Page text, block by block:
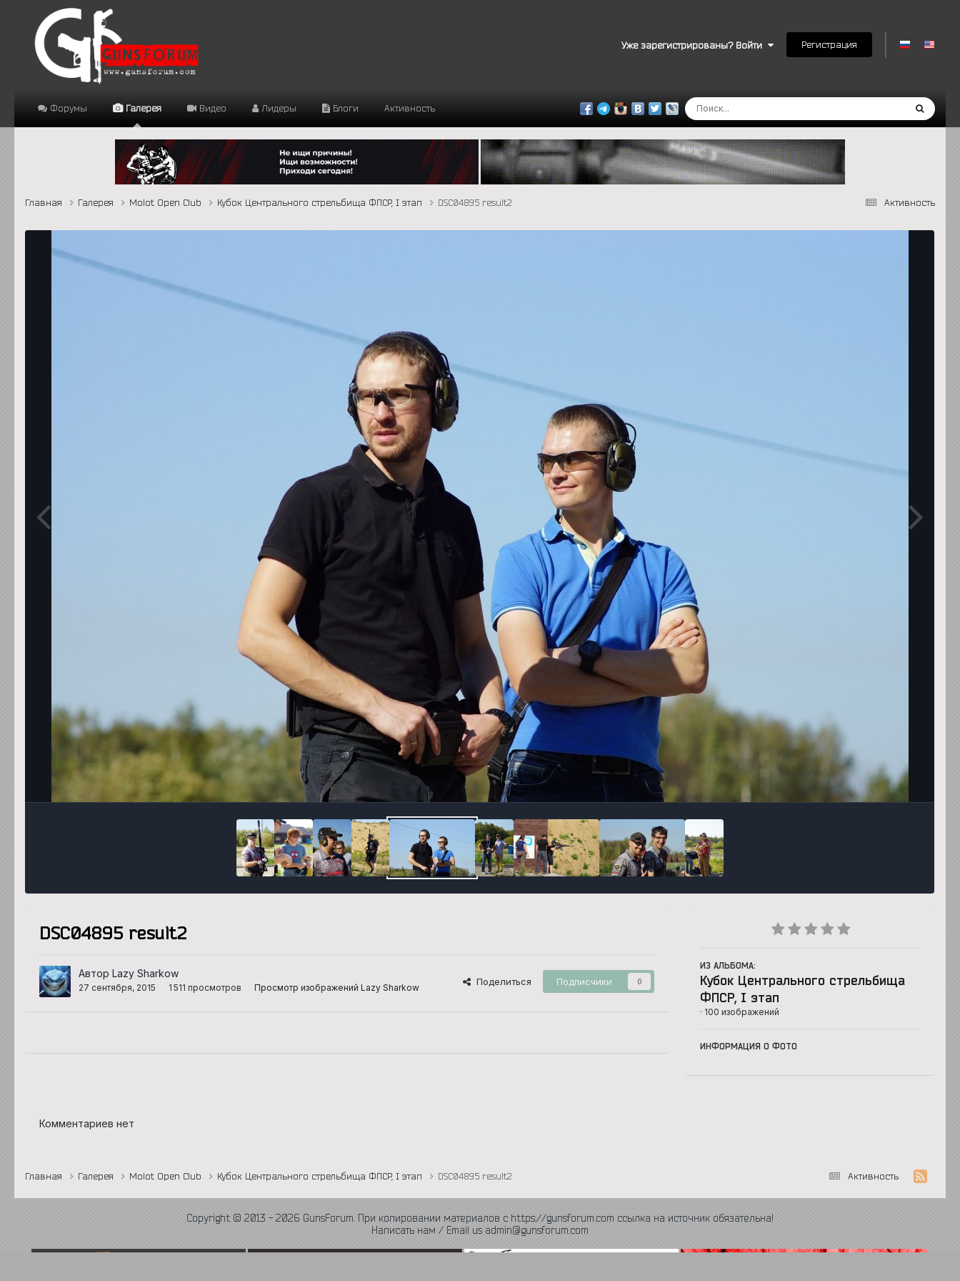
Уже зарегистрированы? Войти Регистрация
Форумы Галерея Видео Лидеры Блоги Активность
Активность
Главная Галерея Molot Open Club Кубок Центрального стрельбища ФПСР, I этап DSC04895 result2
Инструменты
DSC04895 result2
Автор Lazy Sharkow
27 сентября, 2015 1 511 просмотров Просмотр изображений Lazy Sharkow
Поделиться Подписчики 0
ИЗ АЛЬБОМА:
Кубок Центрального стрельбища
ФПСР, I этап
· 100 изображений
ИНФОРМАЦИЯ О ФОТО
Комментариев нет
Активность
Главная Галерея Molot Open Club Кубок Центрального стрельбища ФПСР, I этап DSC04895 result2
Copyright © 2013 - 2026 GunsForum. При копировании материалов с https://gunsforum.com ссылка на источник обязательна!
Написать нам / Email us admin@gunsforum.com